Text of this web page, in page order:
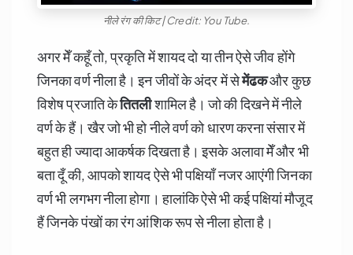
नीले रंग की किट | Credit: You Tube.
अगर मेँ कहूँ तो, प्रकृति में शायद दो या तीन ऐसे जीव होंगे
जिनका वर्ण नीला है। इन जीवों के अंदर में सेमेंढकऔर कुछ
विशेष प्रजाति केतितलीशामिल है। जो की दिखने में नीले
वर्ण के हैं। खैर जो भी हो नीले वर्ण को धारण करना संसार में
बहुत ही ज्यादा आकर्षक दिखता है। इसके अलावा मेँ और भी
बता दूँ की, आपको शायद ऐसे भी पक्षियाँ नजर आएंगी जिनका
वर्ण भी लगभग नीला होगा। हालांकि ऐसे भी कई पक्षियां मौजूद
हैं जिनके पंखों का रंग आंशिक रूप से नीला होता है।